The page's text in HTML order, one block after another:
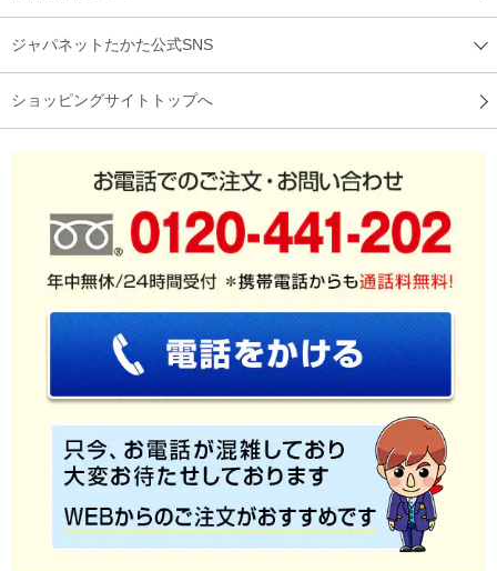
家族でネット動画を楽しんでいます
ネット動画が観れる様になったので、家族で楽しんでます。
買って良かったです
テレビとネット動画を簡単に切り替えられるテレビで、いいで
す。綺麗な映像も気に入りました。買って良かったです。
リモコン１つでネット動画が見れる
綺麗で音もいいし、ネット動画がリモコン１つで観れていいで
す。
ジャパネットたかた公式SNS
ショッピングサイトトップへ